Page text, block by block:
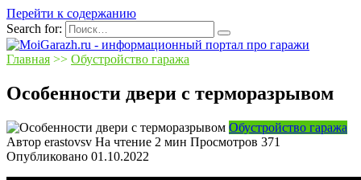
Перейти к содержанию
Search for:
Главная >> Обустройство гаража
Особенности двери с терморазрывом
Обустройство гаража
Автор erastovsv На чтение 2 мин Просмотров 371
Опубликовано 01.10.2022